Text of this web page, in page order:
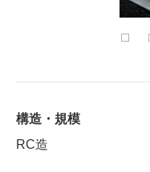
構造・規模
RC造